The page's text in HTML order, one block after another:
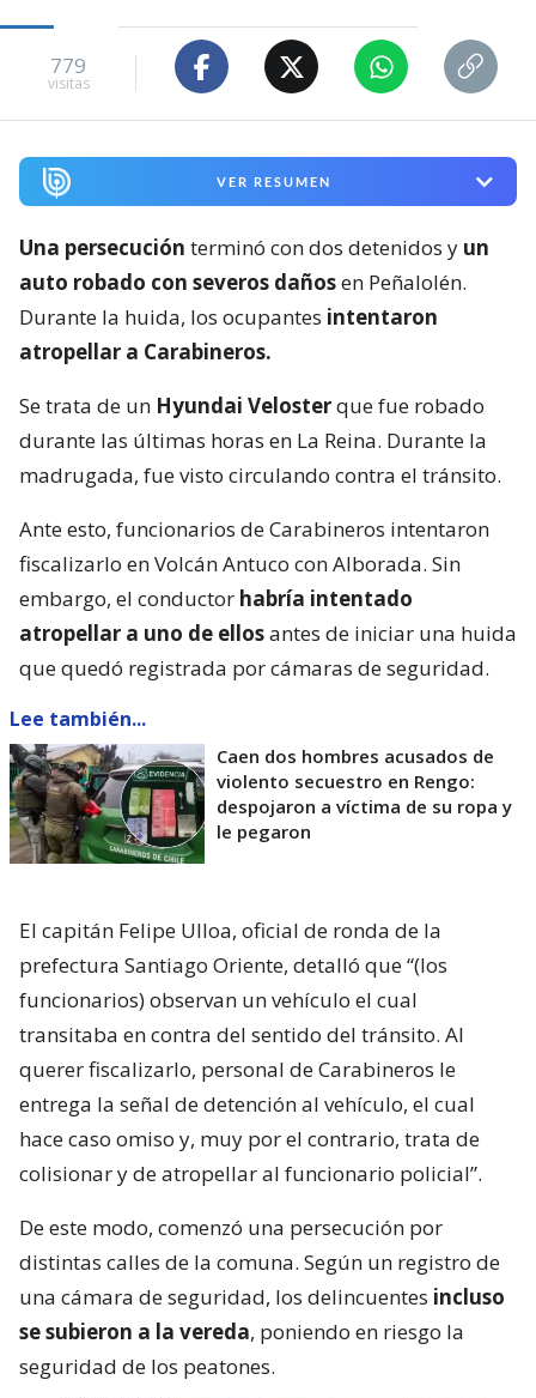
779
visitas
VER RESUMEN
Una persecución terminó con dos detenidos y un
auto robado con severos dañosen Peñalolén.
Durante la huida, los ocupantes intentaron
atropellar a Carabineros.
Se trata de un Hyundai Velosterque fue robado
durante las últimas horas en La Reina. Durante la
madrugada, fue visto circulando contra el tránsito.
Ante esto, funcionarios de Carabineros intentaron
fiscalizarlo en Volcán Antuco con Alborada. Sin
embargo, el conductor habría intentado
atropellar a uno de ellosantes de iniciar una huida
que quedó registrada por cámaras de seguridad.
Lee también...
Caen dos hombres acusados de
violento secuestro en Rengo:
despojaron a víctima de su ropa y
le pegaron
El capitán Felipe Ulloa, oficial de ronda de la
prefectura Santiago Oriente, detalló que “(los
funcionarios) observan un vehículo el cual
transitaba en contra del sentido del tránsito. Al
querer fiscalizarlo, personal de Carabineros le
entrega la señal de detención al vehículo, el cual
hace caso omiso y, muy por el contrario, trata de
colisionar y de atropellar al funcionario policial”.
De este modo, comenzó una persecución por
distintas calles de la comuna. Según un registro de
una cámara de seguridad, los delincuentes incluso
se subieron a la vereda, poniendo en riesgo la
seguridad de los peatones.